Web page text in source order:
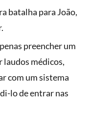
batalha para João,
preencher um
laudos médicos,
com um sistema
lo de entrar nas